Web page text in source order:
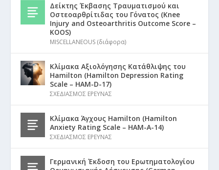
Δείκτης Έκβασης Τραυματισμού και
Οστεοαρθρίτιδας του Γόνατος (Knee
Injury and Osteoarthritis Outcome Score –
KOOS)
MISCELLANEOUS (διάφορα)
Κλίμακα Αξιολόγησης Κατάθλιψης του
Hamilton (Hamilton Depression Rating
Scale – HAM-D-17)
ΣΧΕΔΙΑΣΜΟΣ ΕΡΕΥΝΑΣ
Κλίμακα Άγχους Hamilton (Hamilton
Anxiety Rating Scale – HAM-A-14)
ΣΧΕΔΙΑΣΜΟΣ ΕΡΕΥΝΑΣ
Γερμανική Έκδοση του Ερωτηματολογίου